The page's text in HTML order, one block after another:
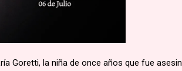
Goretti, la niña de once años que fue